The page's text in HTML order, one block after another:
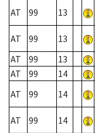
AT
99 13
AT 99 13
AT
99 13
AT
99 14
AT
99 14
AT
99 14